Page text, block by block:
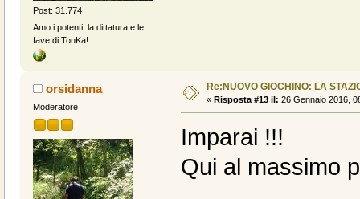
Post: 31.774
Amo i potenti, la dittatura e le
fave di TonKa!
orsidanna
Moderatore
Re:NUOVO GIOCHINO: LA
« Risposta #13 il: 26 Gennaio 2016,
Imparai !!!
Qui al massimo